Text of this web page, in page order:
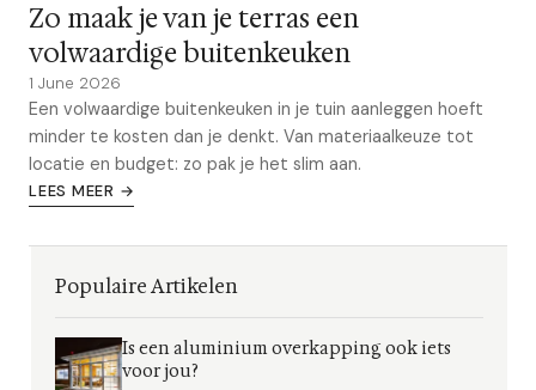
Zo maak je van je terras een
volwaardige buitenkeuken
1 June 2026
Een volwaardige buitenkeuken in je tuin aanleggen hoeft
minder te kosten dan je denkt. Van materiaalkeuze tot
locatie en budget: zo pak je het slim aan.
LEES MEER →
Populaire Artikelen
Is een aluminium overkapping ook iets
voor jou?